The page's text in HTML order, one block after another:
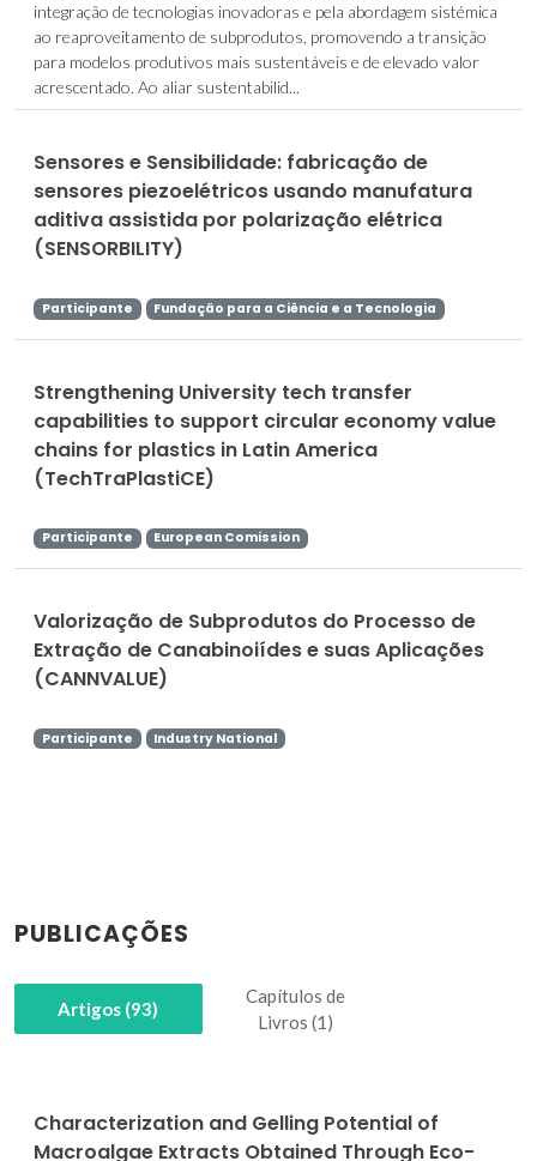
integração de tecnologias inovadoras e pela abordagem sistémica
ao reaproveitamento de subprodutos, promovendo a transição
para modelos produtivos mais sustentáveis e de elevado valor
acrescentado. Ao aliar sustentabilid...
Sensores e Sensibilidade: fabricação de
sensores piezoelétricos usando manufatura
aditiva assistida por polarização elétrica
(SENSORBILITY)
Participante Fundação para a Ciência e a Tecnologia
Strengthening University tech transfer
capabilities to support circular economy value
chains for plastics in Latin America
(TechTraPlastiCE)
Participante European Comission
Valorização de Subprodutos do Processo de
Extração de Canabinoiídes e suas Aplicações
(CANNVALUE)
Participante Industry National
PUBLICAÇÕES
Artigos (93)
Capítulos de
Livros (1)
Characterization and Gelling Potential of
Macroalgae Extracts Obtained Through Eco-